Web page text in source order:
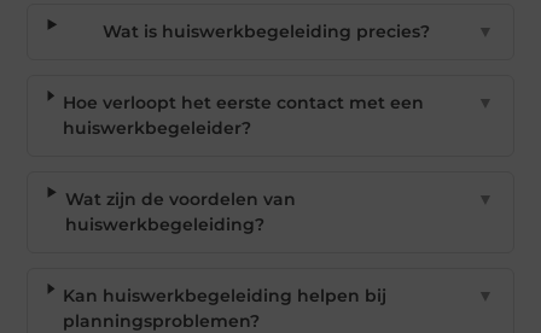
Wat is huiswerkbegeleiding precies? ▼
Hoe verloopt het eerste contact met een
huiswerkbegeleider?
▼
Wat zijn de voordelen van
huiswerkbegeleiding?
▼
Kan huiswerkbegeleiding helpen bij
planningsproblemen?
▼